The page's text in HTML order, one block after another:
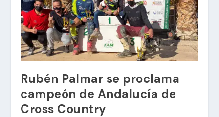
Rubén Palmar se proclama
campeón de Andalucía de
Cross Country